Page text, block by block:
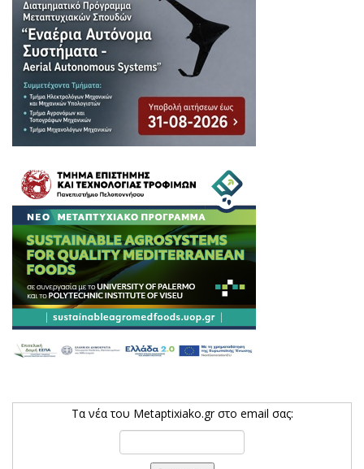
Τα νέα του Metaptixiako.gr στο email σας: